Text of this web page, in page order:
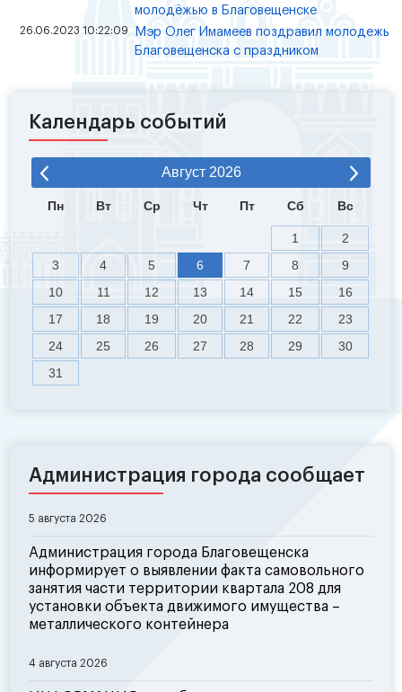
молодёжью в Благовещенске
26.06.2023 10:22:09
Мэр Олег Имамеев поздравил молодежь
Благовещенска с праздником
Календарь событий
Август 2026
Пн Вт Ср Чт Пт Сб Вс
1
2
3
4 5 6 7 8
9
10
11 12 13 14 15
16
17
18 19 20 21 22
23
24
25 26 27 28 29
30
31
Администрация города сообщает
5 августа 2026
Администрация города Благовещенска
информирует о выявлении факта самовольного
занятия части территории квартала 208 для
установки объекта движимого имущества –
металлического контейнера
4 августа 2026